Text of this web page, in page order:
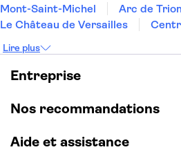
Mont-Saint-Michel
Arc de
Le Château de Versailles
La Chapelle Sixtine
Musée du
La Sagrada Familia
Cathédrale Notre Dame
Lire plus
Entreprise
Nos recommandations
Aide et assistance